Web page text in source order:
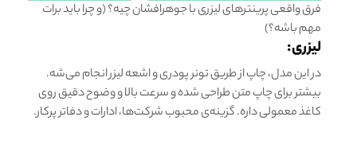
فرق واقعی پرینترهای لیزری با جوهرافشان چیه؟ (و چرا باید برات
مهم باشه؟)
لیزری:
در این مدل، چاپ از طریق تونر پودری و اشعه لیزر انجام می‌شه.
بیشتر برای چاپ متن طراحی شده و سرعت بالا و وضوح دقیق روی
کاغذ معمولی داره. گزینه‌ی محبوب شرکت‌ها، ادارات و دفاتر پرکار.